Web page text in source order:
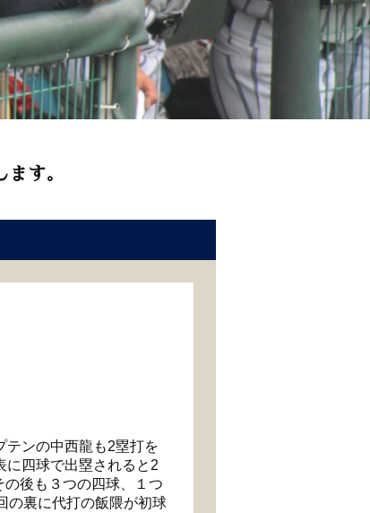
す。
テンの中西龍も2塁打を
に四球で出塁されると 2
後も３つの四球、１つ
の裏に代打の飯隈が初球